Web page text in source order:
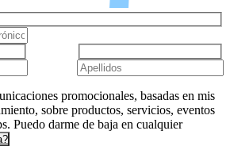
promocionales, basadas en mis
sobre productos, servicios, eventos
Puedo darme de baja en cualquier